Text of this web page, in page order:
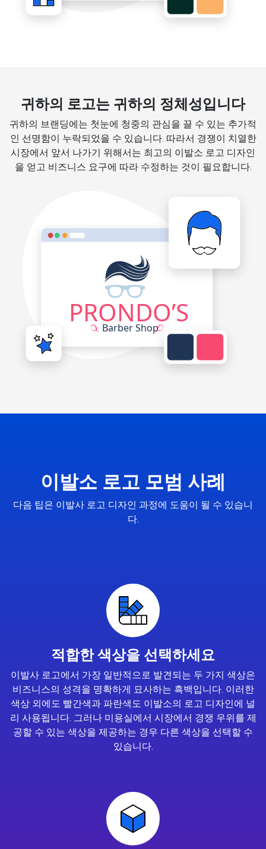
귀하의 로고는 귀하의 정체성입니다
귀하의 브랜딩에는 첫눈에 청중의 관심을 끌 수 있는 추가적
인 선명함이 누락되었을 수 있습니다. 따라서 경쟁이 치열한
시장에서 앞서 나가기 위해서는 최고의 이발소 로고 디자인
을 얻고 비즈니스 요구에 따라 수정하는 것이 필요합니다.
이발소 로고 모범 사례
다음 팁은 이발사 로고 디자인 과정에 도움이 될 수 있습니
다.
적합한 색상을 선택하세요
이발사 로고에서 가장 일반적으로 발견되는 두 가지 색상은
비즈니스의 성격을 명확하게 묘사하는 흑백입니다. 이러한
색상 외에도 빨간색과 파란색도 이발소의 로고 디자인에 널
리 사용됩니다. 그러나 미용실에서 시장에서 경쟁 우위를 제
공할 수 있는 색상을 제공하는 경우 다른 색상을 선택할 수
있습니다.